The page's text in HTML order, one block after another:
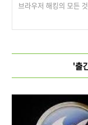
브라우저 해킹의 모든
'출